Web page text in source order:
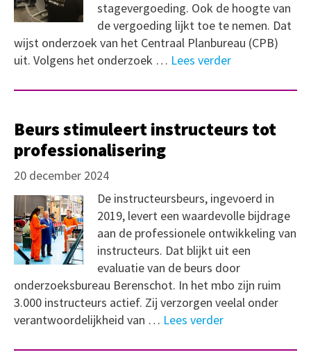
stagevergoeding. Ook de hoogte van
de vergoeding lijkt toe te nemen. Dat
wijst onderzoek van het Centraal Planbureau (CPB)
uit. Volgens het onderzoek … Lees verder
Beurs stimuleert instructeurs tot
professionalisering
20 december 2024
De instructeursbeurs, ingevoerd in
2019, levert een waardevolle bijdrage
aan de professionele ontwikkeling van
instructeurs. Dat blijkt uit een
evaluatie van de beurs door
onderzoeksbureau Berenschot. In het mbo zijn ruim
3.000 instructeurs actief. Zij verzorgen veelal onder
verantwoordelijkheid van … Lees verder